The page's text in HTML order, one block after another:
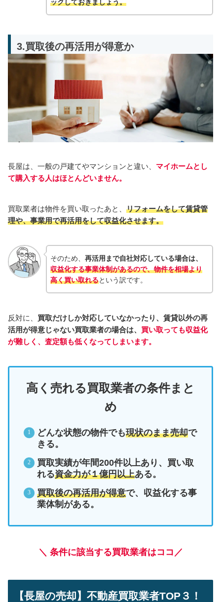
ックしておきましょう。
3.買取後の再活用が得意か
長屋は、一般の戸建てやマンションと違い、 マイホームとし
て購入する人はほとんどいません。
買取業者は物件を買い取ったあと、 リフォームをして賃貸管
理や、事業用で再活用をして収益化させます。
そのため、 再活用まで自社対応している場合は、
収益化する事業体制があるので、物件を相場より
高く買い取れるという訳です。
反対に、 買取だけしか対応していなかったり、賃貸以外の再
活用が得意じゃない買取業者の場合は、 買い取っても収益化
が難しく、査定額も低くなってしまいます。
高く売れる買取業者の条件まと
め
どんな状態の物件でも現状のまま売却で
きる。
買取実績が年間200件以上あり、買い取
れる資金力が１億円以上ある。
買取後の再活用が得意で、収益化する事
業体制がある。
＼ 条件に該当する買取業者はココ／
【長屋の売却】不動産買取業者TOP３！